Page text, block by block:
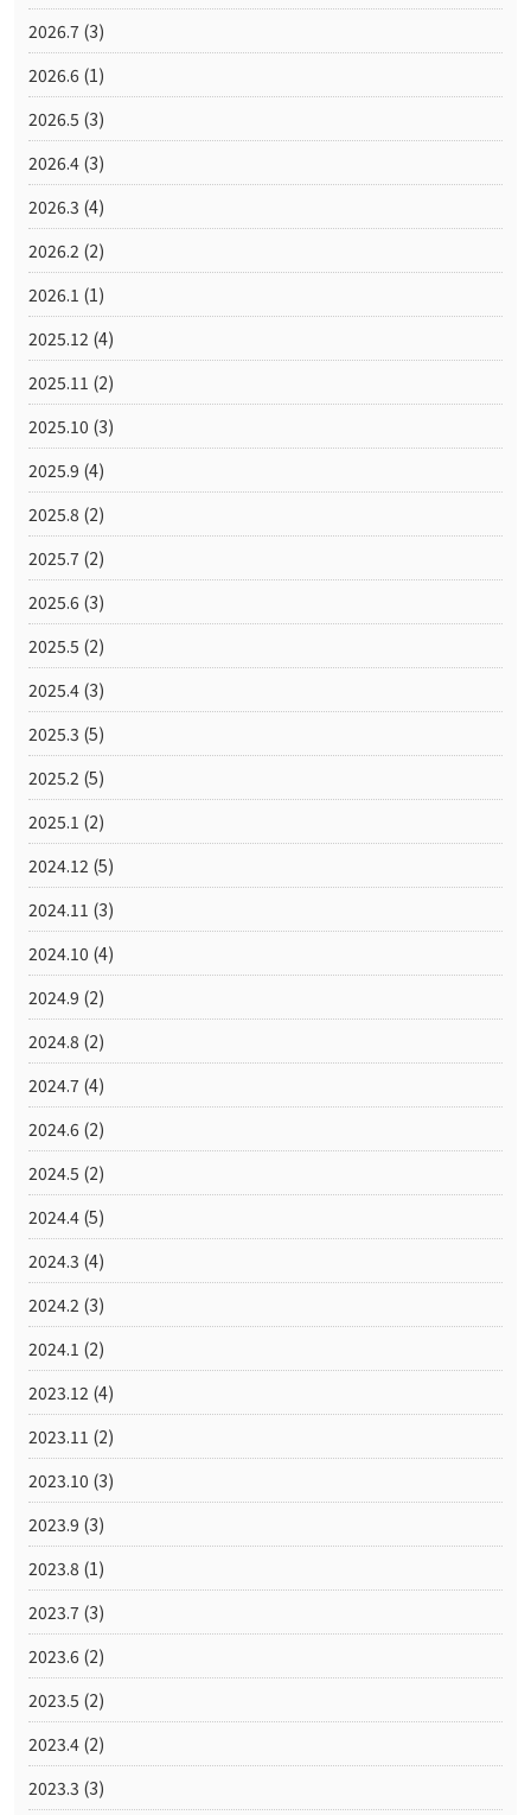
2026.7 (3)
2026.6 (1)
2026.5 (3)
2026.4 (3)
2026.3 (4)
2026.2 (2)
2026.1 (1)
2025.12 (4)
2025.11 (2)
2025.10 (3)
2025.9 (4)
2025.8 (2)
2025.7 (2)
2025.6 (3)
2025.5 (2)
2025.4 (3)
2025.3 (5)
2025.2 (5)
2025.1 (2)
2024.12 (5)
2024.11 (3)
2024.10 (4)
2024.9 (2)
2024.8 (2)
2024.7 (4)
2024.6 (2)
2024.5 (2)
2024.4 (5)
2024.3 (4)
2024.2 (3)
2024.1 (2)
2023.12 (4)
2023.11 (2)
2023.10 (3)
2023.9 (3)
2023.8 (1)
2023.7 (3)
2023.6 (2)
2023.5 (2)
2023.4 (2)
2023.3 (3)